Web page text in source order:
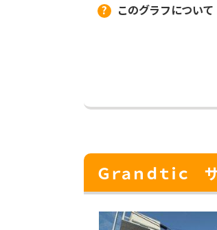
このグラフについて
Ｇｒａｎｄｔｉｃ